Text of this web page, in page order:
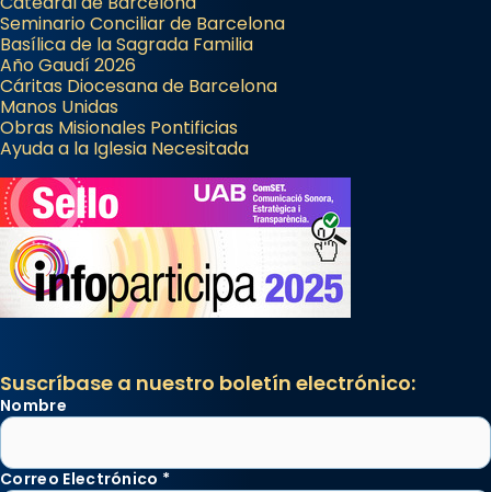
Seminario Conciliar de Barcelona
Basílica de la Sagrada Familia
Año Gaudí 2026
Cáritas Diocesana de Barcelona
Manos Unidas
Obras Misionales Pontificias
Ayuda a la Iglesia Necesitada
Suscríbase a nuestro boletín electrónico:
Nombre
Correo Electrónico *